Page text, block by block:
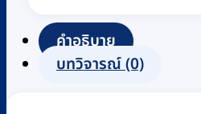
4
ตอน
คำอธิบาย
บทวิจารณ์ (0)